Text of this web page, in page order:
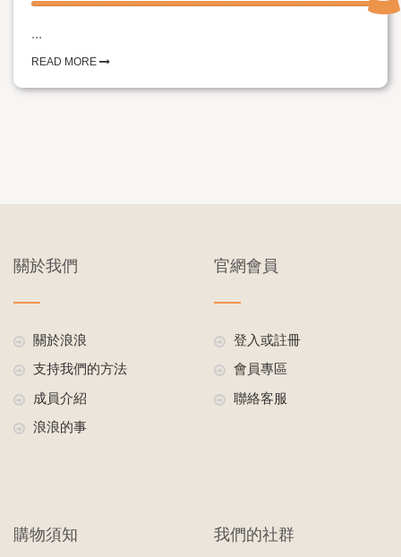
...
READ MORE
關於我們
關於浪浪
支持我們的方法
成員介紹
浪浪的事
官網會員
登入或註冊
會員專區
聯絡客服
購物須知 我們的社群